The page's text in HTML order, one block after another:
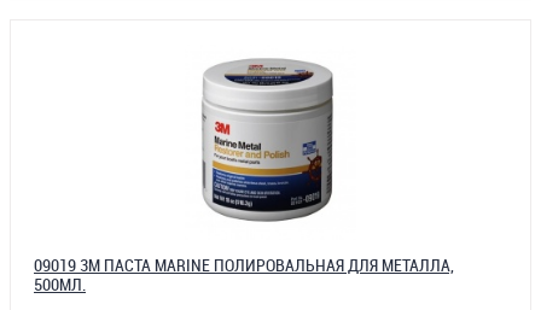
09019 3М ПАСТА MARINE ПОЛИРОВАЛЬНАЯ ДЛЯ МЕТАЛЛА,
500МЛ.